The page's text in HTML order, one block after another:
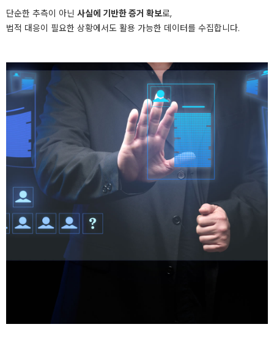
단순한 추측이 아닌 사실에 기반한 증거 확보로,
법적 대응이 필요한 상황에서도 활용 가능한 데이터를 수집합니다.